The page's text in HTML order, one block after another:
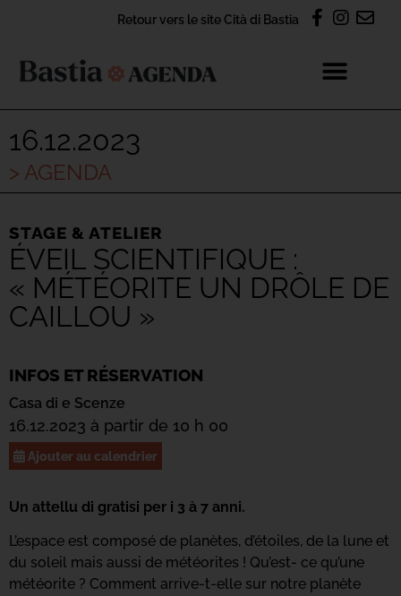
Retour vers le site Cità di Bastia
16.12.2023
> AGENDA
STAGE & ATELIER
ÉVEIL SCIENTIFIQUE :
« MÉTÉORITE UN DRÔLE DE
CAILLOU »
INFOS ET RÉSERVATION
Casa di e Scenze
16.12.2023 à partir de 10 h 00
Ajouter au calendrier
Un attellu di gratisi per i 3 à 7 anni.
L’espace est composé de planètes, d’étoiles, de la lune et
du soleil mais aussi de météorites ! Qu’est- ce qu’une
météorite ? Comment arrive-t-elle sur notre planète